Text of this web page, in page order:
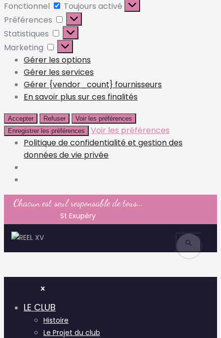
Fonctionnel
Toujours activé
Préférences
Statistiques
Marketing
Gérer les options
Gérer les services
Gérer {vendor_count} fournisseurs
En savoir plus sur ces finalités
Accepter Refuser
Voir les préférences
Enregistrer les préférences
Voir les préférences
Politique de confidentialité et gestion des
données de vie privée
Chacun est seul responsable de tous...
St Exupéry
LE CLUB
Histoire
Le Projet du club